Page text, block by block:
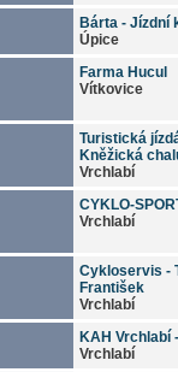
Bárta - Jízdní
Úpice
Farma Hucul
Vítkovice
Turistická
Kněžická
Vrchlabí
CYKLO-
Vrchlabí
Cykloservis -
František
Vrchlabí
KAH Vrchlabí
Vrchlabí